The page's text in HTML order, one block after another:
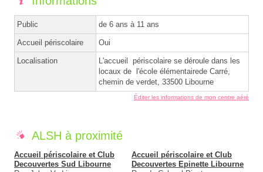
Public de 6 ans à 11 ans
Accueil périscolaire Oui
Localisation
L'accueil périscolaire se déroule dans les
locaux de l'école élémentairede Carré,
chemin de verdet, 33500 Libourne
Éditer les informations de mon centre aéré
ALSH à proximité
Accueil périscolaire et Club
Decouvertes Sud Libourne
Accueil périscolaire et Club
Decouvertes Epinette Libourne